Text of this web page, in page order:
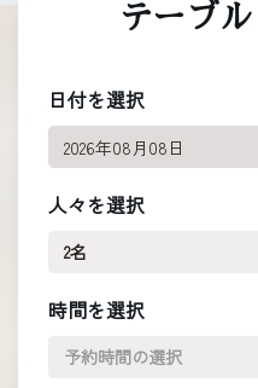
テーブ
日付を選択
人々を選択
2名
時間を選択
予約時間の選択